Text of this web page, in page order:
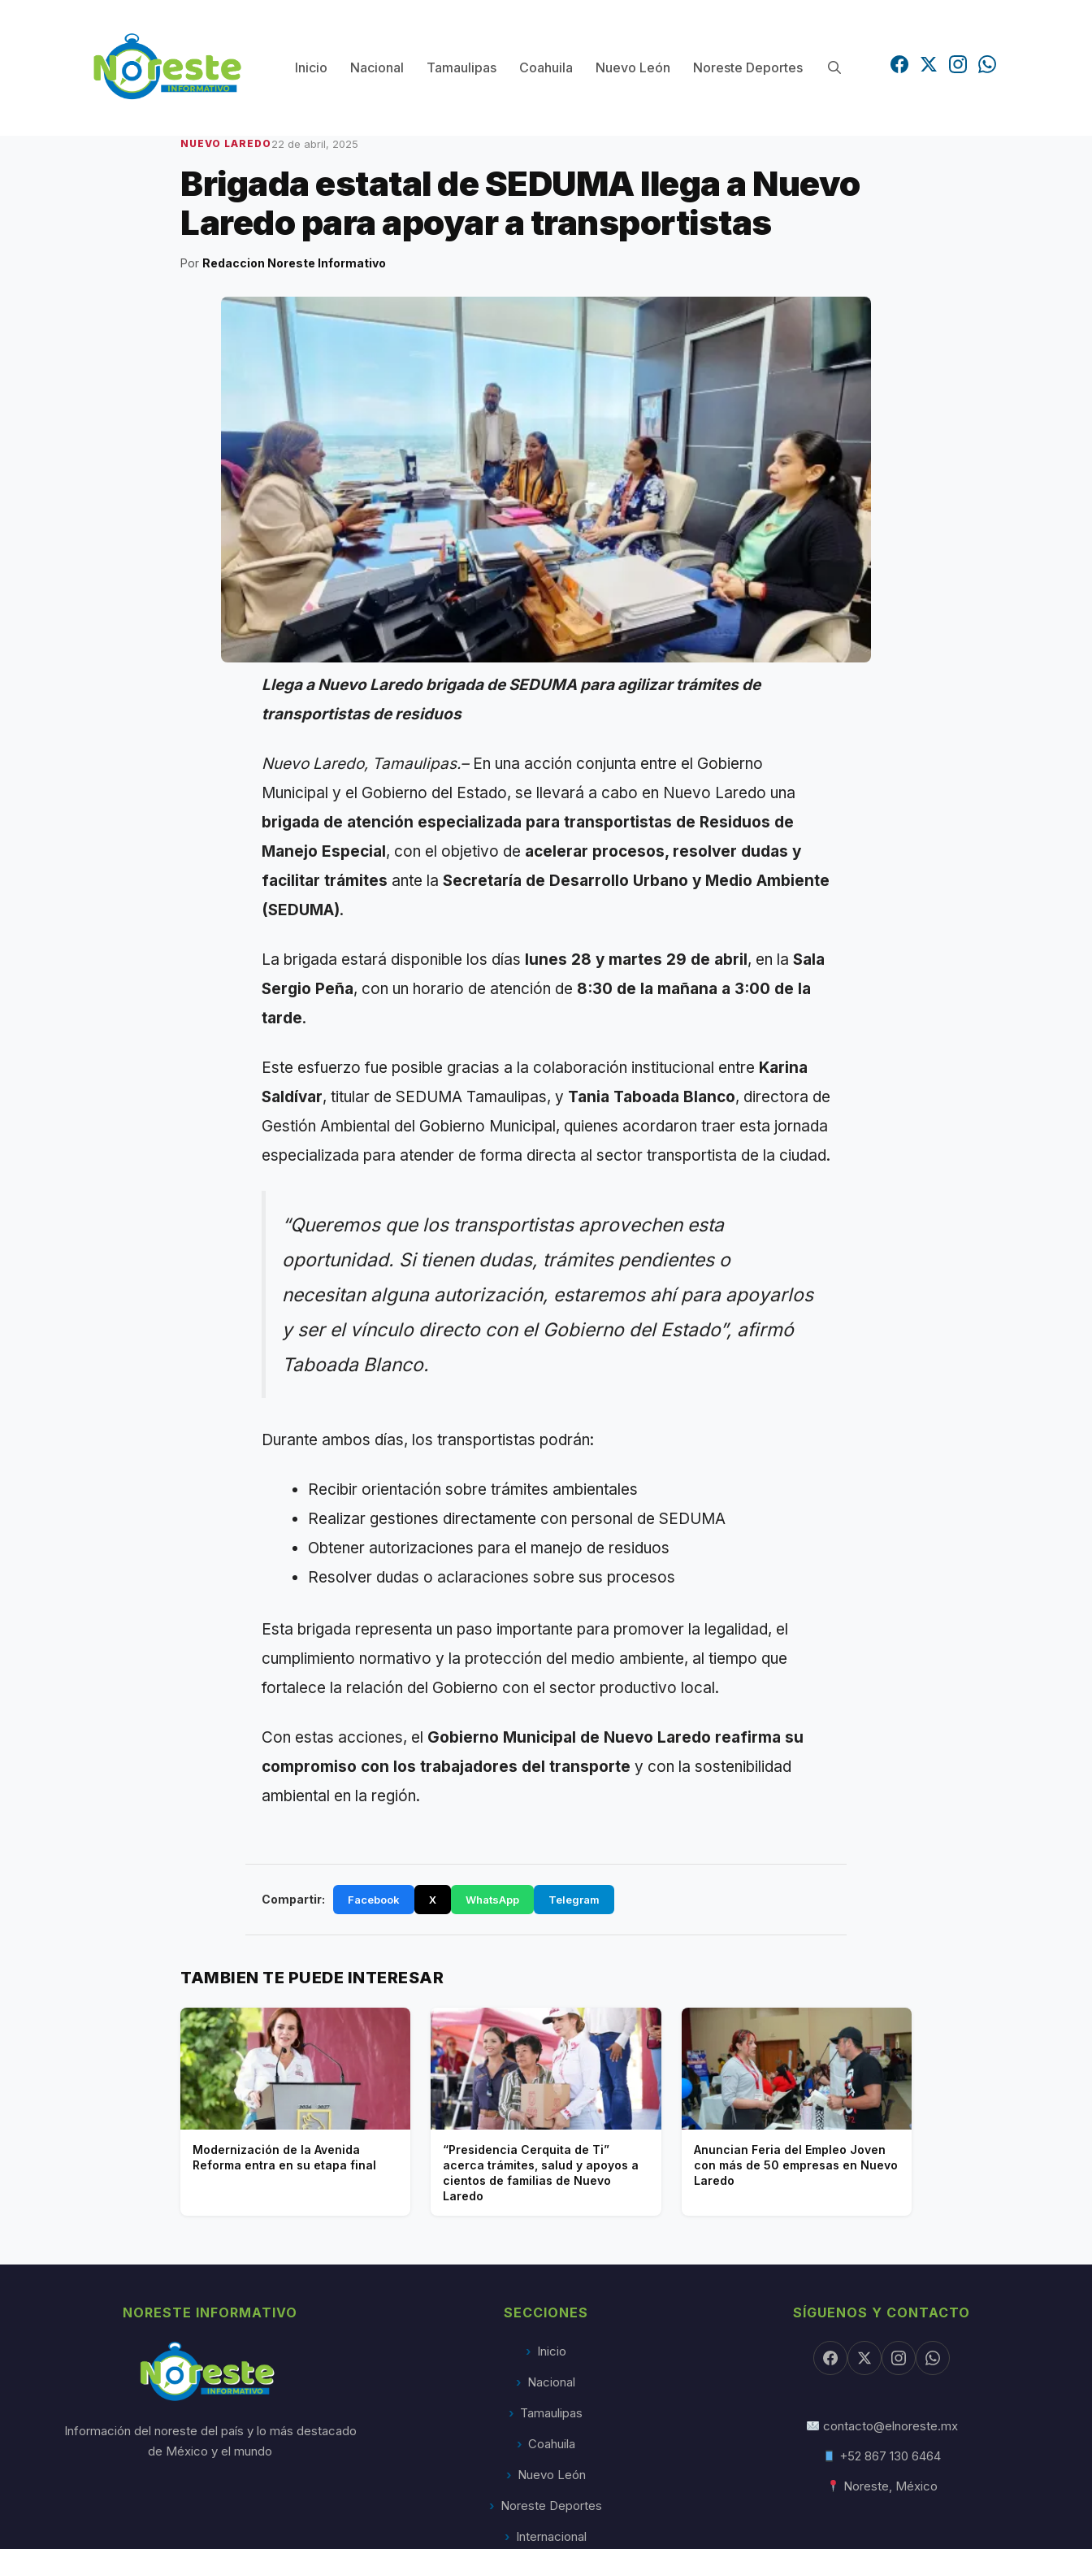
Inicio
Nacional Tamaulipas Coahuila Nuevo León Noreste Deportes
NUEVO LAREDO 22 de abril, 2025
Brigada estatal de SEDUMA llega a Nuevo
Laredo para apoyar a transportistas
Por Redaccion Noreste Informativo
Llega a Nuevo Laredo brigada de SEDUMA para agilizar trámites de
transportistas de residuos
Nuevo Laredo, Tamaulipas.–En una acción conjunta entre el Gobierno
Municipal y el Gobierno del Estado, se llevará a cabo en Nuevo Laredo una
brigada de atención especializada para transportistas de Residuos de
Manejo Especial, con el objetivo de acelerar procesos, resolver dudas y
facilitar trámites ante la Secretaría de Desarrollo Urbano y Medio Ambiente
(SEDUMA).
La brigada estará disponible los días lunes 28 y martes 29 de abril, en la Sala
Sergio Peña, con un horario de atención de 8:30 de la mañana a 3:00 de la
tarde.
Este esfuerzo fue posible gracias a la colaboración institucional entre Karina
Saldívar, titular de SEDUMA Tamaulipas, y Tania Taboada Blanco, directora de
Gestión Ambiental del Gobierno Municipal, quienes acordaron traer esta jornada
especializada para atender de forma directa al sector transportista de la ciudad.
“Queremos que los transportistas aprovechen esta
oportunidad. Si tienen dudas, trámites pendientes o
necesitan alguna autorización, estaremos ahí para apoyarlos
y ser el vínculo directo con el Gobierno del Estado”, afirmó
Taboada Blanco.
Durante ambos días, los transportistas podrán:
Recibir orientación sobre trámites ambientales
Realizar gestiones directamente con personal de SEDUMA
Obtener autorizaciones para el manejo de residuos
Resolver dudas o aclaraciones sobre sus procesos
Esta brigada representa un paso importante para promover la legalidad, el
cumplimiento normativo y la protección del medio ambiente, al tiempo que
fortalece la relación del Gobierno con el sector productivo local.
Con estas acciones, el Gobierno Municipal de Nuevo Laredo reafirma su
compromiso con los trabajadores del transporte y con la sostenibilidad
ambiental en la región.
Compartir: Facebook X WhatsApp Telegram
TAMBIEN TE PUEDE INTERESAR
Modernización de la Avenida
Reforma entra en su etapa final
“Presidencia Cerquita de Ti”
acerca trámites, salud y apoyos a
cientos de familias de Nuevo
Laredo
Anuncian Feria del Empleo Joven
con más de 50 empresas en Nuevo
Laredo
NORESTE INFORMATIVO
Información del noreste del país y lo más destacado
de México y el mundo
SECCIONES
Inicio
Nacional
Tamaulipas
Coahuila
Nuevo León
Noreste Deportes
Internacional
SÍGUENOS Y CONTACTO
contacto@elnoreste.mx
+52 867 130 6464
Noreste, México